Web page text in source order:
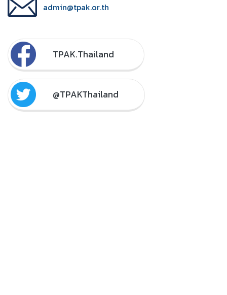
admin@tpak.or.th
TPAK.Thailand
@TPAKThailand